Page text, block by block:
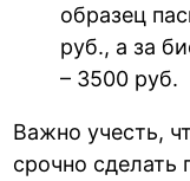
образец
руб., а за
– 3500 руб.
Важно учесть,
срочно сделать